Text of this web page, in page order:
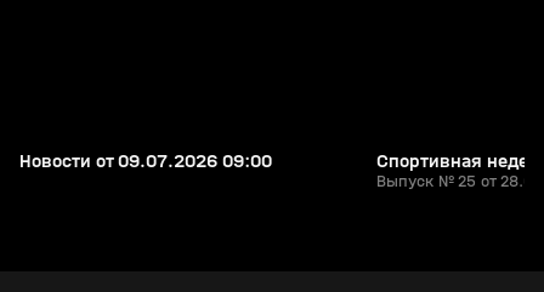
Новости от 09.07.2026 09:00 Спортивная
Выпуск № 25 от